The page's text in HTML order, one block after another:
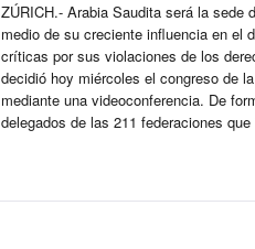
ZÚRICH.- Arabia Saudita será la sede
medio de su creciente influencia en el
críticas por sus violaciones de los
decidió hoy miércoles el congreso de
mediante una videoconferencia. De
delegados de las 211 federaciones